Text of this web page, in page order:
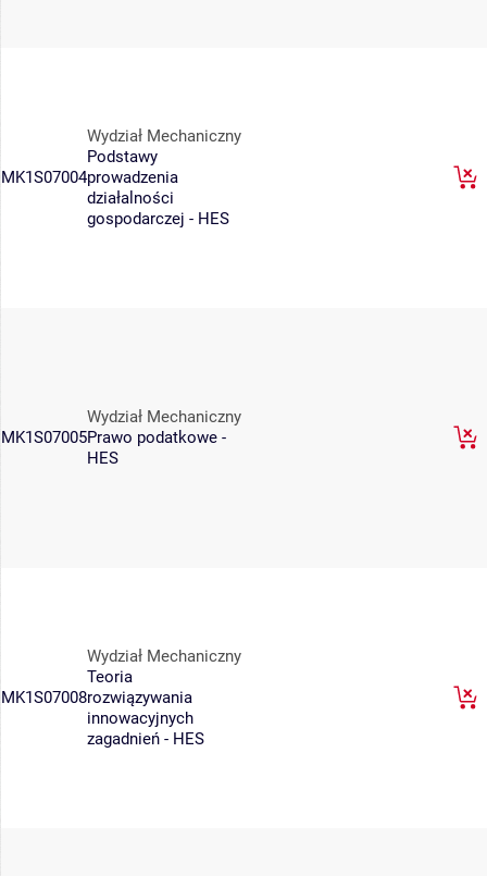
MK1S07004
Wydział Mechaniczny
Podstawy
prowadzenia
działalności
gospodarczej - HES
MK1S07005
Wydział Mechaniczny
Prawo podatkowe -
HES
MK1S07008
Wydział Mechaniczny
Teoria
rozwiązywania
innowacyjnych
zagadnień - HES